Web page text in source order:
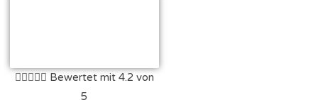
 Bewertet mit 4.2 von
5